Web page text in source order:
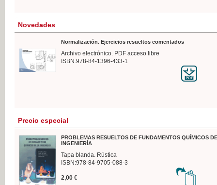
Novedades
Normalización. Ejercicios resueltos comentados
Archivo electrónico. PDF acceso libre
ISBN:978-84-1396-433-1
Precio especial
PROBLEMAS RESUELTOS DE FUNDAMENTOS QUÍMICOS
INGENIERÍA
Tapa blanda. Rústica
ISBN:978-84-9705-088-3
2,00 €